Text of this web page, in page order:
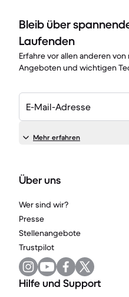
Bleib über
Laufenden
Erfahre vor allen anderen
Angeboten und wichtigen
E-Mail-Adresse
Mehr erfahren
Über uns
Wer sind wir?
Presse
Stellenangebote
Trustpilot
Hilfe und Support